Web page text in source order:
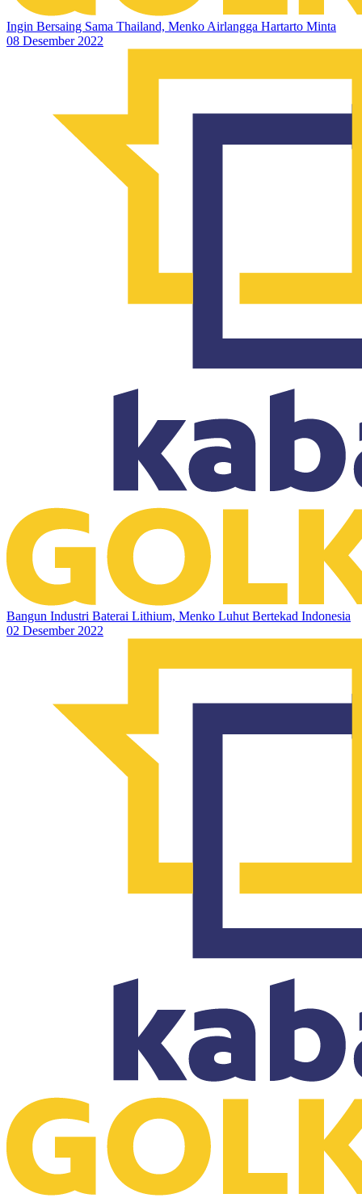
Ingin Bersaing Sama Thailand, Menko Airlangga Hartarto Minta
08 Desember 2022
Bangun Industri Baterai Lithium, Menko Luhut Bertekad Indonesia
02 Desember 2022